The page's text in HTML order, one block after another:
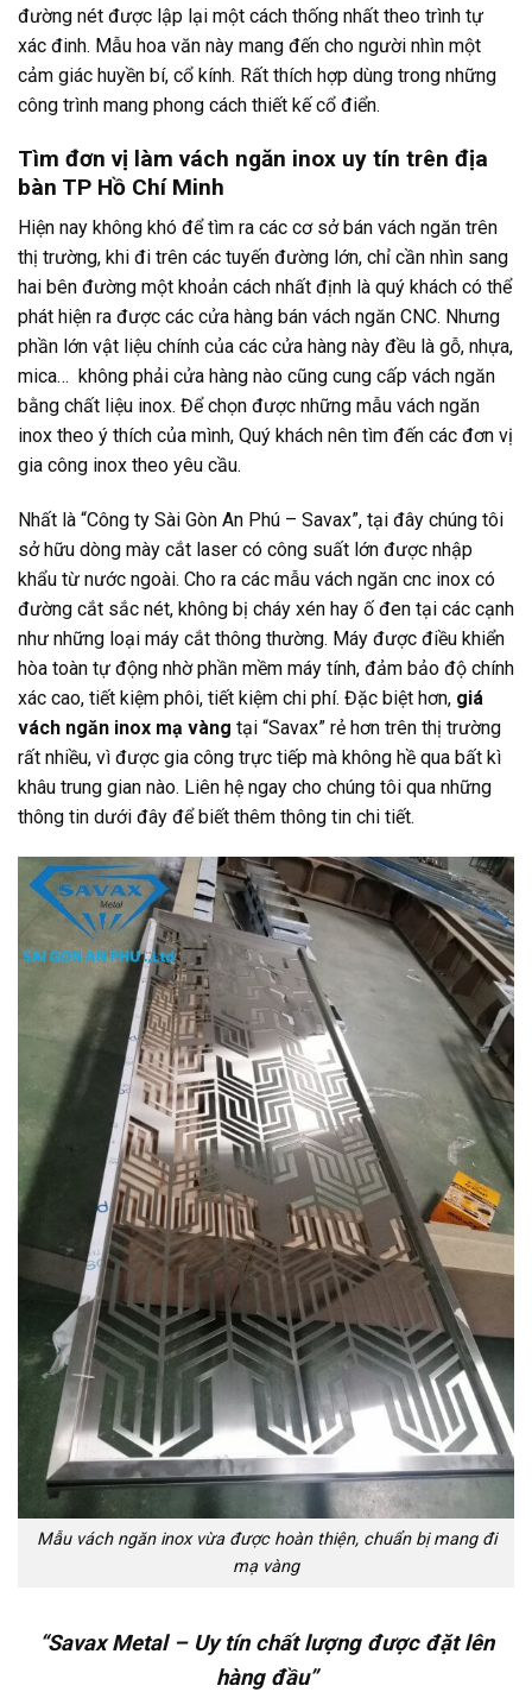
đường nét được lập lại một cách thống nhất theo trình tự
xác đinh. Mẫu hoa văn này mang đến cho người nhìn một
cảm giác huyền bí, cổ kính. Rất thích hợp dùng trong những
công trình mang phong cách thiết kế cổ điển.
Tìm đơn vị làm vách ngăn inox uy tín trên địa
bàn TP Hồ Chí Minh
Hiện nay không khó để tìm ra các cơ sở bán vách ngăn trên
thị trường, khi đi trên các tuyến đường lớn, chỉ cần nhìn sang
hai bên đường một khoản cách nhất định là quý khách có thể
phát hiện ra được các cửa hàng bán vách ngăn CNC. Nhưng
phần lớn vật liệu chính của các cửa hàng này đều là gỗ, nhựa,
mica… không phải cửa hàng nào cũng cung cấp vách ngăn
bằng chất liệu inox. Để chọn được những mẫu vách ngăn
inox theo ý thích của mình, Quý khách nên tìm đến các đơn vị
gia công inox theo yêu cầu.
Nhất là “Công ty Sài Gòn An Phú – Savax”, tại đây chúng tôi
sở hữu dòng mày cắt laser có công suất lớn được nhập
khẩu từ nước ngoài. Cho ra các mẫu vách ngăn cnc inox có
đường cắt sắc nét, không bị cháy xén hay ố đen tại các cạnh
như những loại máy cắt thông thường. Máy được điều khiển
hòa toàn tự động nhờ phần mềm máy tính, đảm bảo độ chính
xác cao, tiết kiệm phôi, tiết kiệm chi phí. Đặc biệt hơn, giá
vách ngăn inox mạ vàng tại “Savax” rẻ hơn trên thị trường
rất nhiều, vì được gia công trực tiếp mà không hề qua bất kì
khâu trung gian nào. Liên hệ ngay cho chúng tôi qua những
thông tin dưới đây để biết thêm thông tin chi tiết.
Mẫu vách ngăn inox vừa được hoàn thiện, chuẩn bị mang đi
mạ vàng
“Savax Metal – Uy tín chất lượng được đặt lên
hàng đầu”